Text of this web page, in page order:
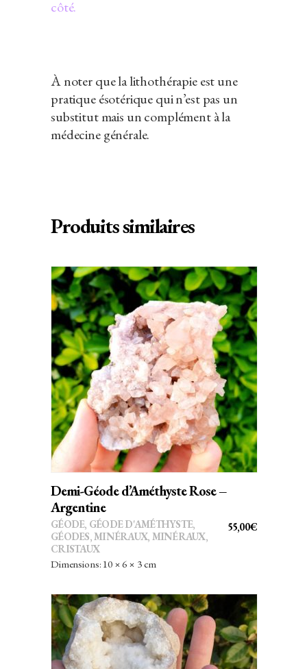
côté.
À noter que la lithothérapie est une
pratique ésotérique qui n’est pas un
substitut mais un complément à la
médecine générale.
Produits similaires
AJOUTER AU PANIER
Demi-Géode d’Améthyste Rose –
Argentine
55,00€
GÉODE, GÉODE D'AMÉTHYSTE,
GÉODES,MINÉRAUX, MINÉRAUX,
CRISTAUX
Dimensions: 10 × 6 × 3 cm